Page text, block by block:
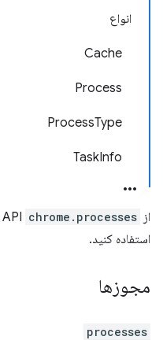
انواع
Cache
Process
ProcessType
TaskInfo
از API chrome.processes
استفاده کنید.
مجوزها
processes